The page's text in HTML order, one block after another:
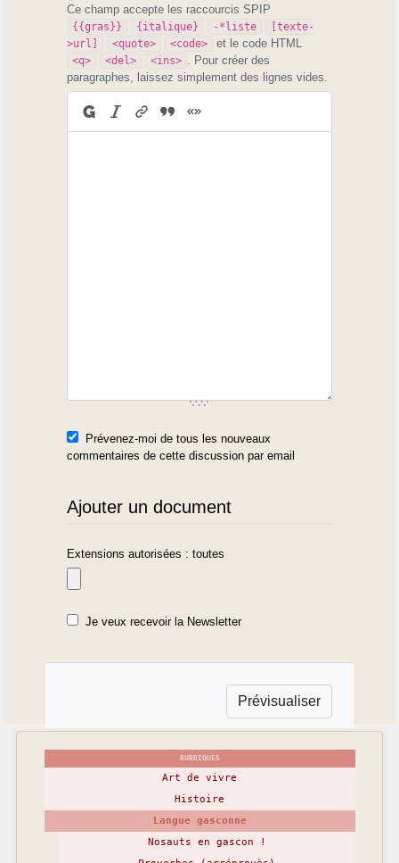
Ce champ accepte les raccourcis SPIP
{{gras}} {italique} -*liste
[texte-
>url]
<quote> <code> et le code HTML
<q> <del> <ins>
. Pour créer des
paragraphes, laissez simplement des lignes vides.
Prévenez-moi de tous les nouveaux
commentaires de cette discussion par email
Ajouter un document
Extensions autorisées : toutes
Je veux recevoir la Newsletter
RUBRIQUES
Art de vivre
Histoire
Langue gasconne
Nosauts en gascon !